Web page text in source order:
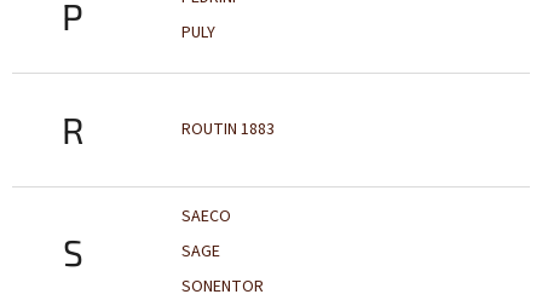
P
PULY
R ROUTIN 1883
S
SAECO
SAGE
SONENTOR